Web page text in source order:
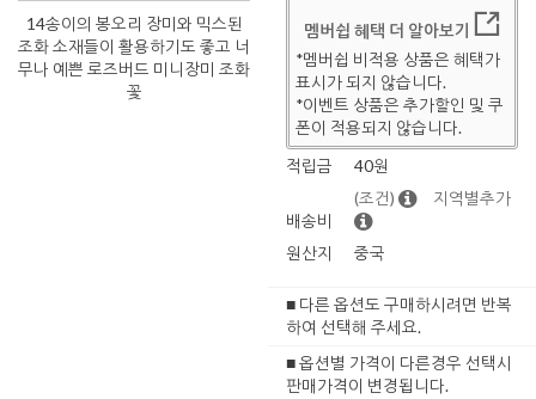
14송이의 봉오리 장미와 믹스된
조화 소재들이 활용하기도 좋고 너
무나 예쁜 로즈버드 미니장미 조화
꽃
멤버쉽 혜택 더 알아보기
*멤버쉽 비적용 상품은 혜택가
표시가 되지 않습니다.
*이벤트 상품은 추가할인 및 쿠
폰이 적용되지 않습니다.
적립금
40원
배송비
(조건) 지역별추가
원산지 중국
■ 다른 옵션도 구매하시려면 반복
하여 선택해 주세요.
■ 옵션별 가격이 다른경우 선택시
판매가격이 변경됩니다.